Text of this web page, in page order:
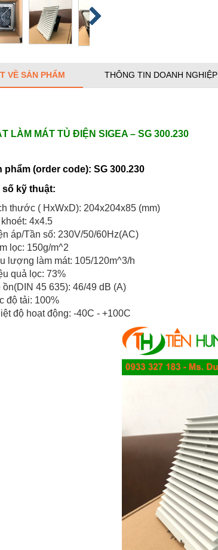
VỀ SẢN PHẨM THÔNG TIN DOANH NGHIỆP
LÀM MÁT TỦ ĐIỆN SIGEA – SG 300.230
phẩm (order code): SG 300.230
số kỹ thuật:
thước ( HxWxD): 204x204x85 (mm)
khoét: 4x4.5
áp/Tần số: 230V/50/60Hz(AC)
lọc: 150g/m^2
lượng làm mát: 105/120m^3/h
quả lọc: 73%
45 635): 46/49 dB (A)
độ tải: 100%
độ hoạt động: -40C - +100C